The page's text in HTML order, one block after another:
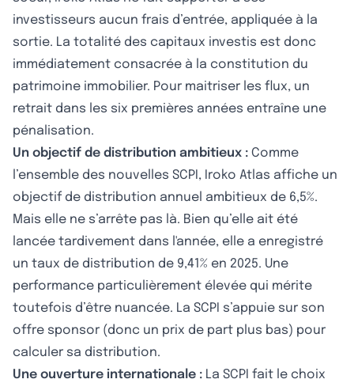
investisseurs aucun frais d’entrée, appliquée à la
sortie. La totalité des capitaux investis est donc
immédiatement consacrée à la constitution du
patrimoine immobilier. Pour maitriser les flux, un
retrait dans les six premières années entraîne une
pénalisation.
Un objectif de distribution ambitieux : Comme
l’ensemble des nouvelles SCPI, Iroko Atlas affiche un
objectif de distribution annuel ambitieux de 6,5%.
Mais elle ne s’arrête pas là. Bien qu’elle ait été
lancée tardivement dans l'année, elle a enregistré
un taux de distribution de 9,41% en 2025. Une
performance particulièrement élevée qui mérite
toutefois d’être nuancée. La SCPI s’appuie sur son
offre sponsor (donc un prix de part plus bas) pour
calculer sa distribution.
Une ouverture internationale : La SCPI fait le choix